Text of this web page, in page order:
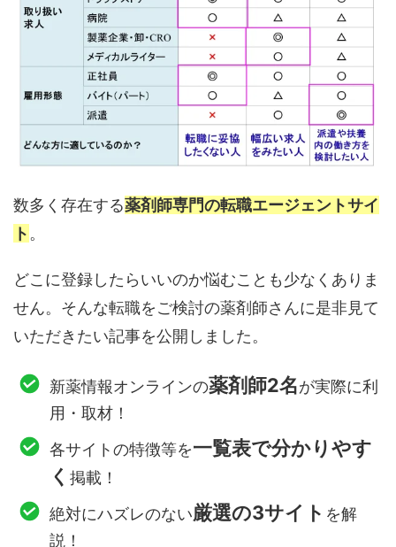
数多く存在する薬剤師専門の転職エージェントサイ
ト 。
どこに登録したらいいのか悩むことも少なくありま
せん。そんな転職をご検討の薬剤師さんに是非見て
いただきたい記事を公開しました。
新薬情報オンラインの薬剤師2名が実際に利
用・取材！
各サイトの特徴等を一覧表で分かりやす
く 掲載！
絶対にハズレのない厳選の3サイト を解
説！